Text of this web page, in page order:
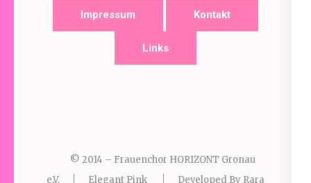
Impressum Kontakt
Links
© 2014 – Frauenchor HORIZONT Gronau
e.V.
Elegant Pink Developed By Rara